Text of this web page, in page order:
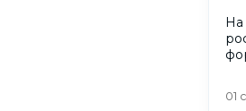
01